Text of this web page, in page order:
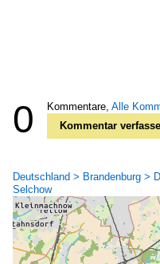
0 Kommentare, Alle
Kommentar
Deutschland > Brandenburg >
Selchow